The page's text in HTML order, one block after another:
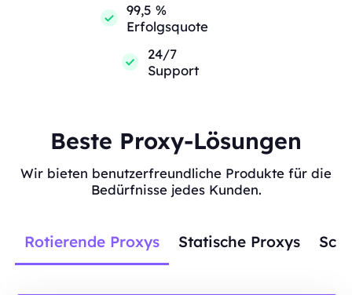
99,5 %
Erfolgsquote
24/7
Support
Beste Proxy-Lösungen
Wir bieten benutzerfreundliche Produkte für die
Bedürfnisse jedes Kunden.
Rotierende Proxys Statische Proxys